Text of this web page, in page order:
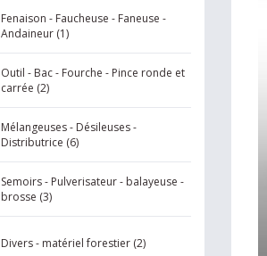
Fenaison - Faucheuse - Faneuse -
Andaineur (1)
Outil - Bac - Fourche - Pince ronde et
carrée (2)
Mélangeuses - Désileuses -
Distributrice (6)
Semoirs - Pulverisateur - balayeuse -
brosse (3)
Divers - matériel forestier (2)